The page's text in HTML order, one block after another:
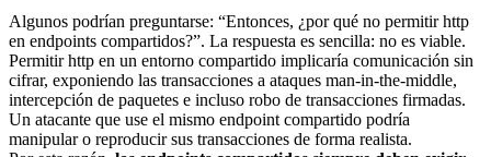
Algunos podrían preguntarse: “Entonces, ¿por qué no permitir http
en endpoints compartidos?”. La respuesta es sencilla: no es viable.
Permitir http en un entorno compartido implicaría comunicación sin
cifrar, exponiendo las transacciones a ataques man-in-the-middle,
intercepción de paquetes e incluso robo de transacciones firmadas.
Un atacante que use el mismo endpoint compartido podría
manipular o reproducir sus transacciones de forma realista.